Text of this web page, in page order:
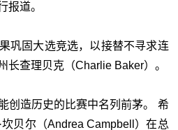
报道。
巩固大选竞选，以接替不寻求连
长查理贝克（Charlie Baker）。
创造历史的比赛中名列前茅。 希
贝尔（Andrea Campbell）在总